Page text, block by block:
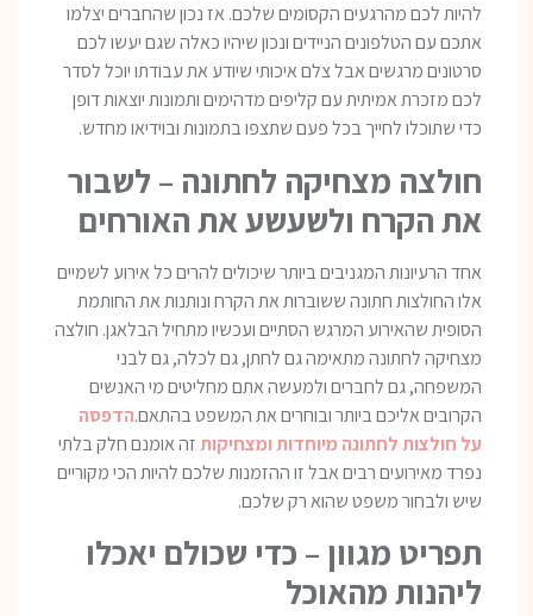
להיות לכם מהרגעים הקסומים שלכם. אז נכון שהחברים יצלמו
אתכם עם הטלפונים הניידים ונכון שיהיו כאלה שגם יעשו לכם
סרטונים מרגשים אבל צלם איכותי שיודע את עבודתו יוכל לסדר
לכם מזכרת אמיתית עם קליפים מדהימים ותמונות יוצאות דופן
כדי שתוכלו לחייך בכל פעם שתצפו בתמונות ובוידיאו מחדש.
חולצה מצחיקה לחתונה – לשבור
את הקרח ולשעשע את האורחים
אחד הרעיונות המגניבים ביותר שיכולים להרים כל אירוע לשמיים
אלו החולצות חתונה ששוברות את הקרח ונותנות את החותמת
הסופית שהאירוע המרגש הסתיים ועכשיו מתחיל הבלאגן. חולצה
מצחיקה לחתונה מתאימה גם לחתן, גם לכלה, גם לבני
המשפחה, גם לחברים ולמעשה אתם מחליטים מי האנשים
הקרובים אליכם ביותר ובוחרים את המשפט בהתאם.הדפסה
על חולצות לחתונה מיוחדות ומצחיקותזה אומנם חלק בלתי
נפרד מאירועים רבים אבל זו ההזמנות שלכם להיות הכי מקוריים
שיש ולבחור משפט שהוא רק שלכם.
תפריט מגוון – כדי שכולם יאכלו
ליהנות מהאוכל